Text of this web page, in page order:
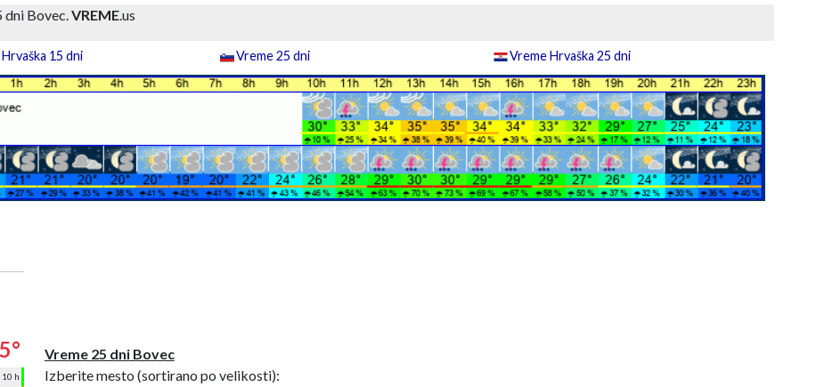
dni Bovec.VREME.us
15 dni Vreme 25 dni Vreme Hrvaška 25 dni
10 h
Vreme 25 dni Bovec
Izberite mesto (sortirano po velikosti):